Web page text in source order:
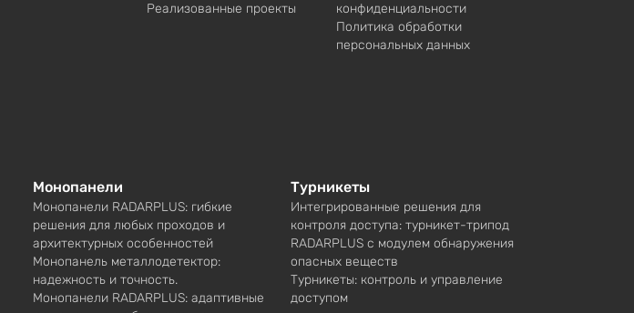
Реализованные проекты
конфиденциальности
Политика обработки
персональных данных
Монопанели
Монопанели RADARPLUS: гибкие
решения для любых проходов и
архитектурных особенностей
Монопанель металлодетектор:
надежность и точность.
Монопанели RADARPLUS: адаптивные
Турникеты
Интегрированные решения для
контроля доступа: турникет-трипод
RADARPLUS с модулем обнаружения
опасных веществ
Турникеты: контроль и управление
доступом